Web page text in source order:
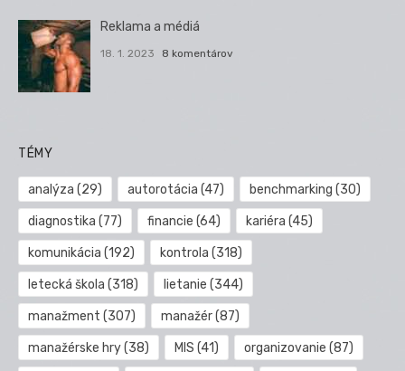
Reklama a médiá
18. 1. 2023 8 komentárov
TÉMY
analýza (29) autorotácia (47) benchmarking (30)
diagnostika (77) financie (64) kariéra (45)
komunikácia (192) kontrola (318)
letecká škola (318) lietanie (344)
manažment (307) manažér(87)
manažérske hry(38) MIS (41) organizovanie (87)